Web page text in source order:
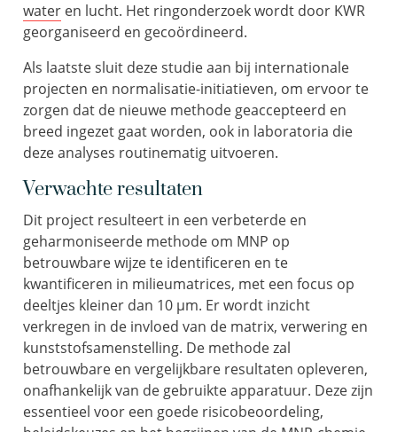
water en lucht. Het ringonderzoek wordt door KWR
georganiseerd en gecoördineerd.
Als laatste sluit deze studie aan bij internationale
projecten en normalisatie-initiatieven, om ervoor te
zorgen dat de nieuwe methode geaccepteerd en
breed ingezet gaat worden, ook in laboratoria die
deze analyses routinematig uitvoeren.
Verwachte resultaten
Dit project resulteert in een verbeterde en
geharmoniseerde methode om MNP op
betrouwbare wijze te identificeren en te
kwantificeren in milieumatrices, met een focus op
deeltjes kleiner dan 10 µm. Er wordt inzicht
verkregen in de invloed van de matrix, verwering en
kunststofsamenstelling. De methode zal
betrouwbare en vergelijkbare resultaten opleveren,
onafhankelijk van de gebruikte apparatuur. Deze zijn
essentieel voor een goede risicobeoordeling,